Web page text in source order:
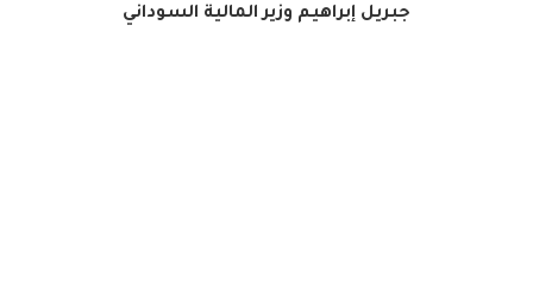
جبريل إبراهيم وزير المالية السوداني